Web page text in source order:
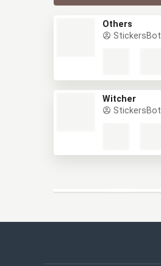
Others
StickersBot
Witcher
StickersBot